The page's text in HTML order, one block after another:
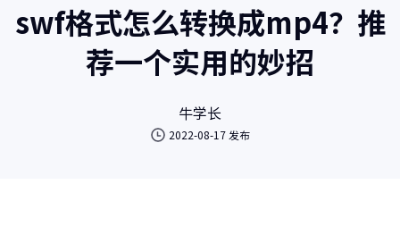
swf格式怎么转换成mp4？推
荐一个实用的妙招
牛学长
2022-08-17 发布